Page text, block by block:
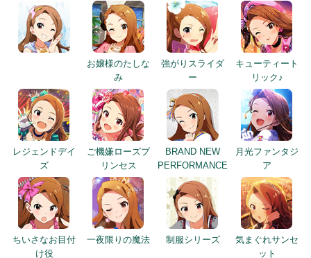
お嬢様のたしな
み
強がりスライダ
ー
キューティート
リック♪
レジェンドデイ
ズ
ご機嫌ローズプ
リンセス
BRAND NEW
PERFORMANCE
月光ファンタジ
ア
ちいさなお目付
け役
一夜限りの魔法 制服シリーズ
気まぐれサンセ
ット